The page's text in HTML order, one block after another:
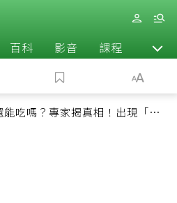
百科 影音 課程 退休
吃嗎？專家揭真相！出現「3情